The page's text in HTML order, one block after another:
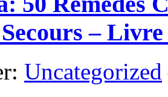
–
Uncategorized